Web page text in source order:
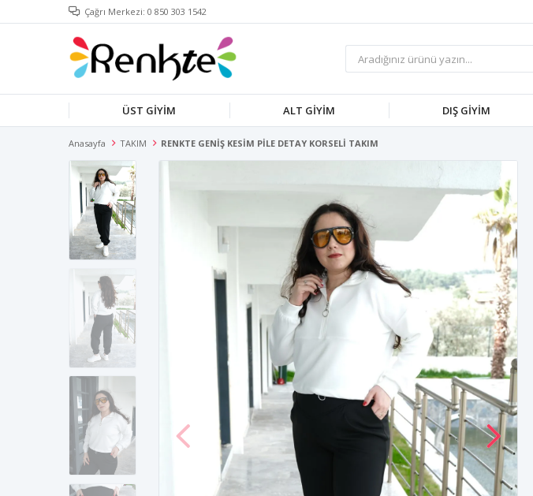
Çağrı Merkezi: 0 850 303 1542
ÜST GİYİM ALT GİYİM DIŞ GİYİM
Anasayfa TAKIM RENKTE GENİŞ KESİM PİLE DETAY KORSELİ TAKIM